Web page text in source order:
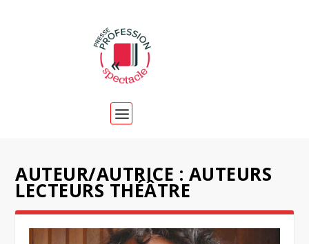
AUTEUR/AUTRICE : AUTEURS
LECTEURS THÉÂTRE